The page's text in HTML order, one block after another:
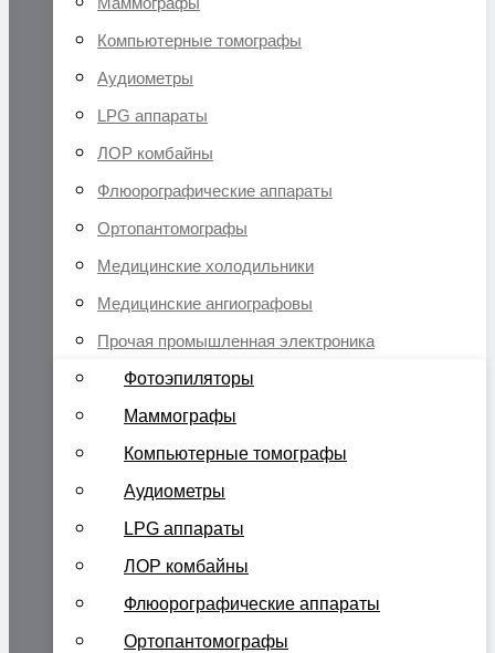
Компьютерные томографы
Аудиометры
LPG аппараты
ЛОР комбайны
Флюорографические аппараты
Ортопантомографы
Медицинские холодильники
Медицинские ангиографовы
Прочая промышленная электроника
Фотоэпиляторы
Маммографы
Компьютерные томографы
Аудиометры
LPG аппараты
ЛОР комбайны
Флюорографические аппараты
Ортопантомографы